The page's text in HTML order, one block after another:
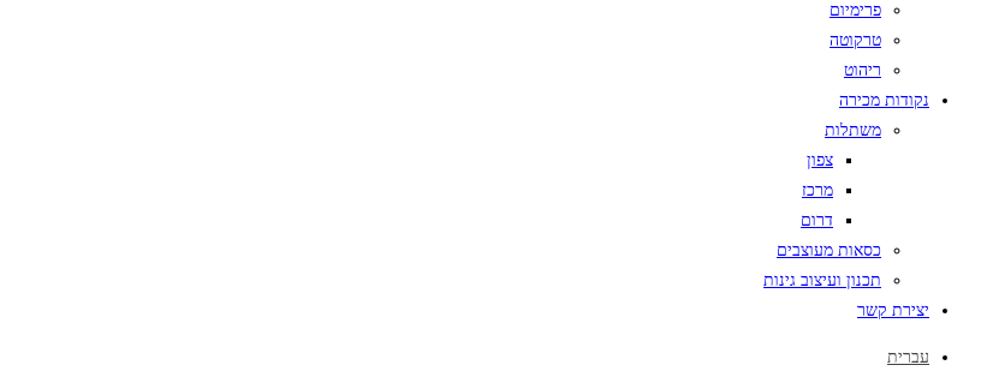
פרימיום
טרקוטה
ריהוט
נקודות מכירה
משתלות
צפון
מרכז
דרום
כסאות מעוצבים
תכנון ועיצוב גינות
יצירת קשר
עברית